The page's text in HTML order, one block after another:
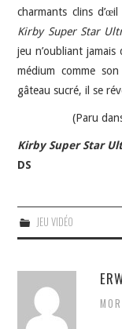
charmants clins
Kirby Super Star
jeu n’oubliant
médium comme
gâteau sucré, il se
(Paru
Kirby Super Star
DS
JEU VIDÉO